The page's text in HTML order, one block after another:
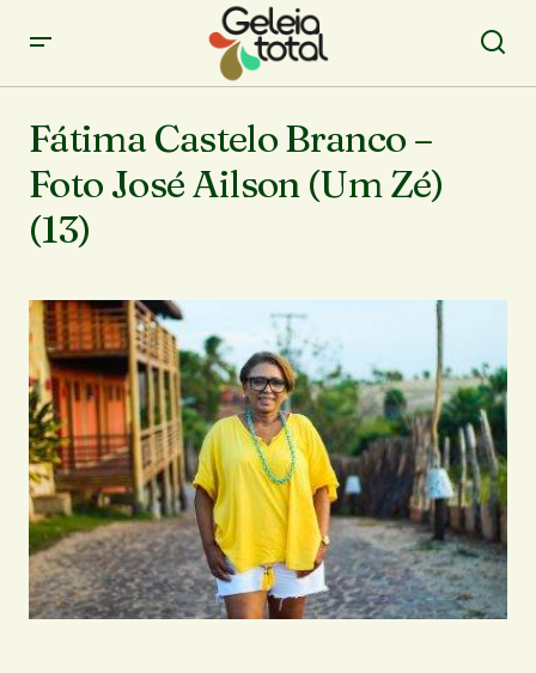
Fátima Castelo Branco –
Foto José Ailson (Um Zé)
(13)